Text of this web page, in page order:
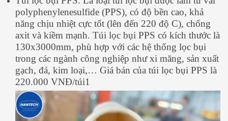
polyphenylenesulfide (PPS), có độ bền cao, khả
năng chịu nhiệt cực tốt (lên đến 220 độ C), chống
axit và kiềm mạnh. Túi lọc bụi PPS có kích thước là
130x3000mm, phù hợp với các hệ thống lọc bụi
trong các ngành công nghiệp như xi măng, sản xuất
gạch, đá, kim loại,… Giá bán của túi lọc bụi PPS là
220.000 VNĐ/túi1